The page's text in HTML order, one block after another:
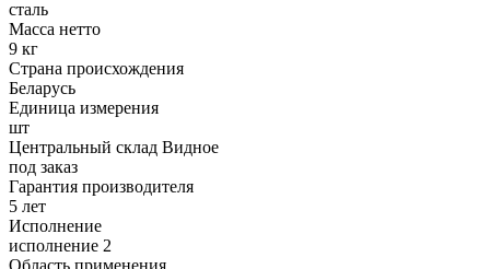
сталь
Масса нетто
9 кг
Страна происхождения
Беларусь
Единица измерения
шт
Центральный склад Видное
под заказ
Гарантия производителя
5 лет
Исполнение
исполнение 2
Область применения